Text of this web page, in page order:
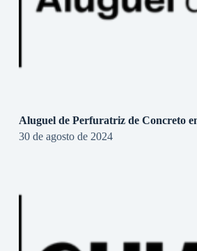
Aluguel de Perfuratriz de Concreto
30 de agosto de 2024